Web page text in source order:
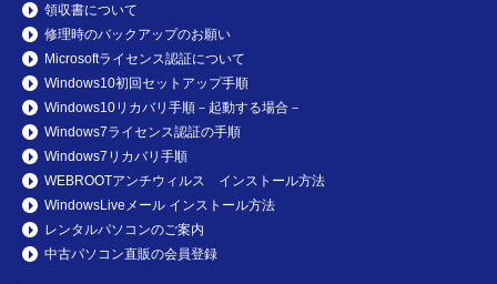
領収書について
修理時のバックアップのお願い
Microsoftライセンス認証について
Windows10初回セットアップ手順
Windows10リカバリ手順－起動する場合－
Windows7ライセンス認証の手順
Windows7リカバリ手順
WEBROOTアンチウィルス インストール方法
WindowsLiveメール インストール方法
レンタルパソコンのご案内
中古パソコン直販の会員登録